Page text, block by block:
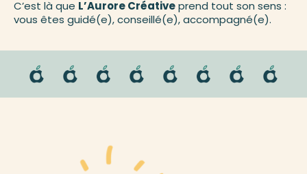
C’est là que L’Aurore Créativeprend tout son sens :
vous êtes guidé(e), conseillé(e), accompagné(e).